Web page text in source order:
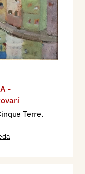
A -
Terre.